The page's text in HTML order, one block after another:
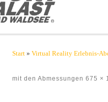
Start » Virtual Reality Erlebnis-
mit den Abmessungen 675 ×